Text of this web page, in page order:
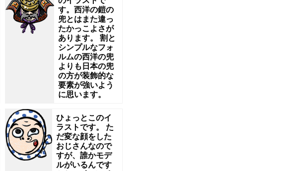
す。西洋の鎧の
兜とはまた違っ
たかっこよさが
あります。 割と
シンプルなフォ
ルムの西洋の兜
よりも日本の兜
の方が装飾的な
要素が強いよう
に思います。
ひょっとこのイ
ラストです。 た
だ変な顔をした
おじさんなので
すが、誰かモデ
ルがいるんです